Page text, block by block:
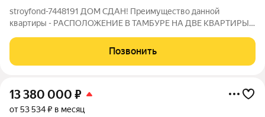
stroyfond-7448191 ДОМ СДАН! Преимущество данной
квартиры - РАСПОЛОЖЕНИЕ В ТАМБУРЕ НА ДВЕ КВАРТИРЫ!
отличная 2х-комнатная квартира-студия под чистовую
отделку с видом во двор, на детскую и спортивную
Позвонить
13 380 000 ₽
от 53 534 ₽ в месяц